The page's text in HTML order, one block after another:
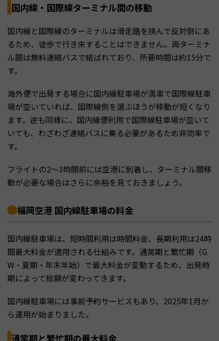
国内線・国際線ターミナル間の移動
国内線と国際線のターミナルは滑走路を挟んで反対側にあ
るため、徒歩で行き来することはできません。両ターミナ
ル間は無料連絡バスで結ばれており、所要時間は約15分で
す。
海外便で出発する場合に国内線駐車場が満車で国際線駐車
場が空いていれば、国際線側を選ぶほうが移動が短くなり
ます。逆も同様に、国内線便利用で国際線駐車場が空いて
いても、わざわざ連絡バスに乗る必要があるため非効率で
す。
フライトの2〜3時間前には空港に到着し、ターミナル間移
動が必要な場合はさらに余裕を見ておきましょう。
福岡空港 国内線駐車場の料金
国内線駐車場は、短時間利用は時間料金、長期利用は24時
間最大料金が適用される仕組みです。通常期と繁忙期（G
W・夏期・年末年始）で最大料金が変動するため、出発時
期によって総額が変わってきます。
国内線駐車場には事前予約サービスもあり、2025年1月か
ら運用が始まりました。
通常期と繁忙期の最大料金